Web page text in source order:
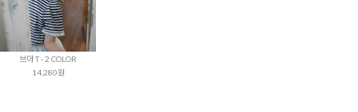
브아 T - 2 COLOR
14,280원